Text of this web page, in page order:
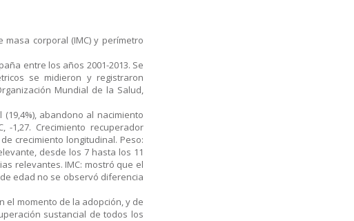
corporal (IMC) y perímetro
entre los años 2001-2013. Se
se midieron y registraron
Mundial de la Salud,
abandono al nacimiento
-1,27. Crecimiento recuperador
crecimiento longitudinal. Peso:
desde los 7 hasta los 11
relevantes. IMC: mostró que el
edad no se observó diferencia
el momento de la adopción, y de
sustancial de todos los